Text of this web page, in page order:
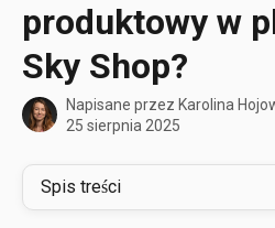
produktowy w
Sky Shop?
Napisane przez Karolina
25 sierpnia 2025
Spis treści